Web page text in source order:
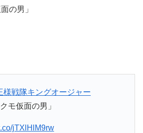
の男」
様戦隊キングオージャー
モ仮面の男」
jTXlHlM9rw